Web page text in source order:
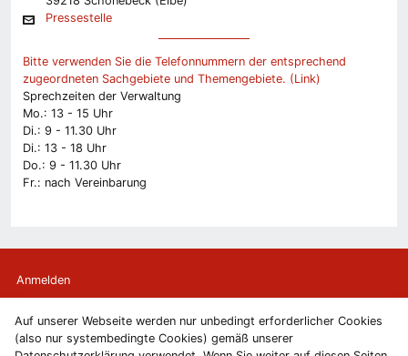
Auf unserer Webseite werden nur unbedingt erforderlicher Cookies
(also nur systembedingte Cookies) gemäß unserer
Pressestelle
Bitte verwenden Sie die Telefonnummern der entsprechend
zugeordneten Sachgebiete und Themengebiete. (Link)
Sprechzeiten der Verwaltung
Mo.: 13 - 15 Uhr
Di.: 9 - 11.30 Uhr
Di.: 13 - 18 Uhr
Do.: 9 - 11.30 Uhr
Fr.: nach Vereinbarung
Anmelden
Kontakt